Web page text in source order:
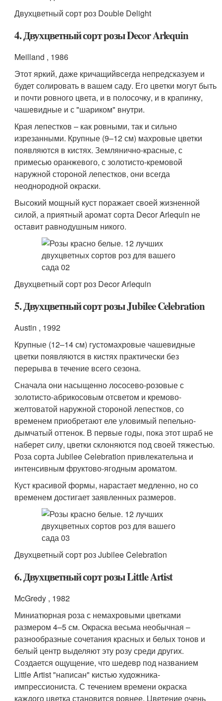
Двухцветный сорт роз Double Delight
4. Двухцветный сорт розы Decor Arlequin
Meilland , 1986
Этот яркий, даже кричащийвсегда непредсказуем и
будет солировать в вашем саду. Его цветки могут быть
и почти ровного цвета, и в полосочку, и в крапинку,
чашевидные и с "шариком" внутри.
Края лепестков – как ровными, так и сильно
изрезанными. Крупные (9–12 см) махровые цветки
появляются в кистях. Землянично-красные, с
примесью оранжевого, с золотисто-кремовой
наружной стороной лепестков, они всегда
неоднородной окраски.
Высокий мощный куст поражает своей жизненной
силой, а приятный аромат сорта Decor Arlequin не
оставит равнодушным никого.
Двухцветный сорт роз Decor Arlequin
5. Двухцветный сорт розы Jubilee Celebration
Austin , 1992
Крупные (12–14 см) густомахровые чашевидные
цветки появляются в кистях практически без
перерыва в течение всего сезона.
Сначала они насыщенно лососево-розовые с
золотисто-абрикосовым отсветом и кремово-
желтоватой наружной стороной лепестков, со
временем приобретают еле уловимый пепельно-
дымчатый оттенок. В первые годы, пока этот шраб не
наберет силу, цветки склоняются под своей тяжестью.
Роза сорта Jubilee Celebration привлекательна и
интенсивным фруктово-ягодным ароматом.
Куст красивой формы, нарастает медленно, но со
временем достигает заявленных размеров.
Двухцветный сорт роз Jubilee Celebration
6. Двухцветный сорт розы Little Artist
McGredy , 1982
Миниатюрная роза с немахровыми цветками
размером 4–5 см. Окраска весьма необычная –
разнообразные сочетания красных и белых тонов и
белый центр выделяют эту розу среди других.
Создается ощущение, что шедевр под названием
Little Artist "написан" кистью художника-
импрессиониста. С течением времени окраска
каждого цветка становится ровнее. Цветение очень